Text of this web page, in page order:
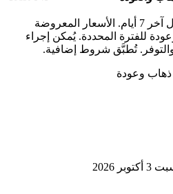
كانت هذه الأسعار متوفرة خلال آخر 7 أيام. الأسعار المعروضة
المحددة. يُمكن إجراء
تُطبَّق شروط إضافية.